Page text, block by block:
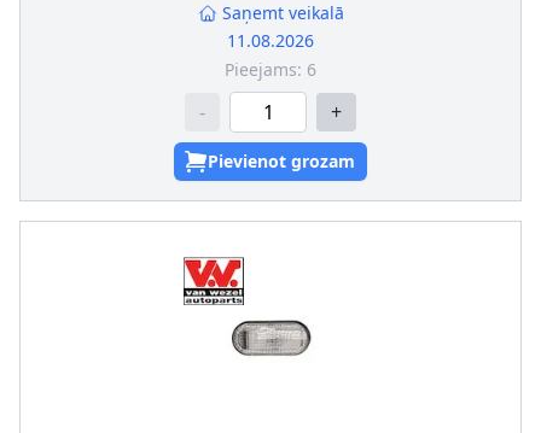
Saņemt veikalā
11.08.2026
Pieejams: 6
- +
Pievienot grozam